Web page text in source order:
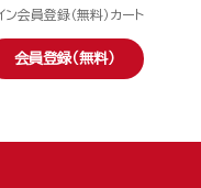
ン会員登録（無料） カート
会員登録（無料）